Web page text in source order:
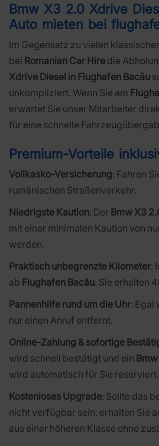
Bmw X3 2.0 Xdrive
Auto mieten bei
Im Gegensatz zu vielen
bei Romanian Car Hire die
Xdrive Diesel in Flughafen Bacău
unkompliziert. Wenn Sie am
erwartet Sie unser Mitarbeiter
für eine schnelle
Premium-Vorteile
Vollkasko-Versicherung: Fahren
rumänischen Straßenverkehr.
Niedrigste Kaution: Der Bmw X3
mit einer minimalen Kaution von
werden.
Praktisch unbegrenzte Kilometer:
ab Flughafen Bacău. Sie erhalten
Pannenhilfe rund um die Uhr: Egal
nur einen Anruf entfernt.
Online-Zahlung & sofortige
wird schnell bestätigt und ein
wird automatisch für Sie reserviert.
Kostenloses Upgrade: Sollte das
nicht verfügbar sein, erhalten Sie
aus einer höheren Klasse ohne